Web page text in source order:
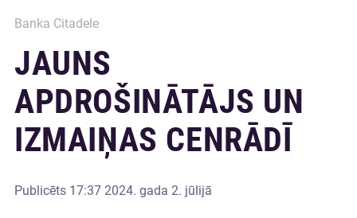
Banka Citadele
JAUNS
APDROŠINĀTĀJS UN
IZMAIŅAS CENRĀDĪ
Publicēts 17:37 2024. gada 2. jūlijā